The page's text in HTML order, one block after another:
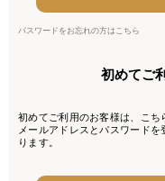
パスワードをお忘れの方はこちら
初めてご
初めてご利用のお客様は、こち
メールアドレスとパスワード
ります。